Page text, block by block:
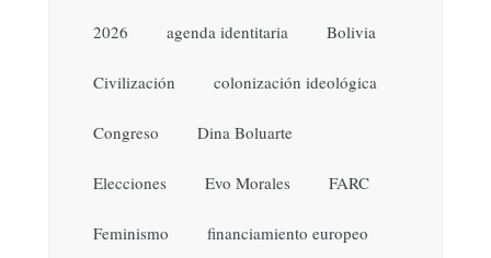
2026 agenda identitaria Bolivia
Civilización colonización ideológica
Congreso Dina Boluarte
Elecciones Evo Morales FARC
Feminismo financiamiento europeo